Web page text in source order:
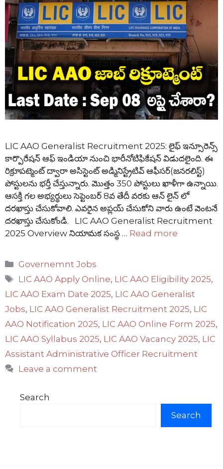
LIC AAO Generalist Recruitment 2025: లైఫ్ ఇన్సూరెన్స్
కార్పొరేషన్ ఆఫ్ ఇండియా నుంచి భారీనోటిఫికేషన్ విడుదలైంది. ఈ
రిక్రూపట్మెంట్ ద్వారా అసిస్టెంట్ అడ్మినిస్ట్రేటివ్ ఆఫీసర్(జనరలిస్ట్)
పోస్టులను భర్తీ చేస్తున్నారు. మొత్తం 350 పోస్టులు ఖాళీగా ఉన్నాయి.
ఆసక్తి గల అభ్యర్థులు సెప్టెంబర్ 8వ తేదీ వరకు ఆన్ లైన్ లో
దరఖాస్తు చేసుకోవాలి. ఎవరైన అప్లయ్ చేసుకోని వారు ఉంటే వెంటనే
దరఖాస్తు చేసుకోండి. LIC AAO Generalist Recruitment
2025 Overview నియామక సంస్థ … Read more
Categories
Governemnt Jobs
Tags
LIC AAO Apply Online, LIC AAO Eligibility 2025,
LIC AAO Exam Date 2025, LIC AAO Generalist
Jobs, LIC AAO Generalist Recruitment 2025, LIC
AAO Notification 2025, LIC AAO Online Form 2025,
LIC AAO Syllabus 2025, LIC AAO Vacancy 2025, LIC
Assistant Administrative Officer Recruitment
Leave a comment
Search
Search